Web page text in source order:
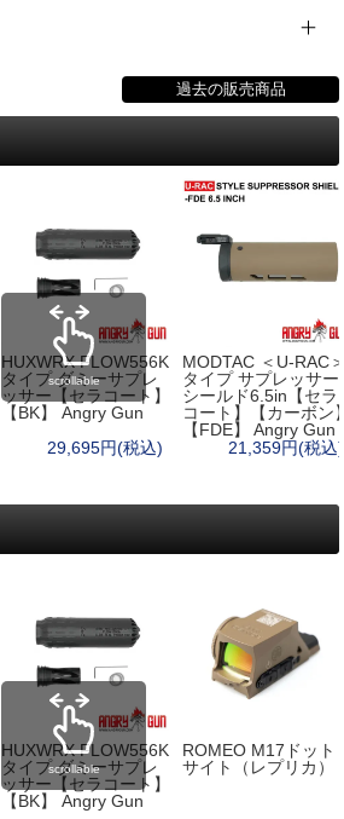
過去の販売商品
HUXWRX FLOW556K
タイプ ダミーサプレ
ッサー【セラコート】
【BK】 Angry Gun
29,695円(税込)
MODTAC ＜U-RAC
タイプ サプレッサー
シールド6.5in【セラ
コート】【カーボン
【FDE】 Angry Gun
21,359円(税込)
scrollable
HUXWRX FLOW556K
タイプ ダミーサプレ
ッサー【セラコート】
【BK】 Angry Gun
ROMEO M17ドット
サイト（レプリカ）
scrollable